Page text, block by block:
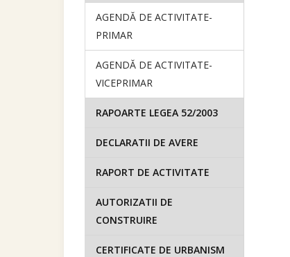
AGENDĂ DE ACTIVITATE-
PRIMAR
AGENDĂ DE ACTIVITATE-
VICEPRIMAR
RAPOARTE LEGEA 52/2003
DECLARATII DE AVERE
RAPORT DE ACTIVITATE
AUTORIZATII DE
CONSTRUIRE
CERTIFICATE DE URBANISM